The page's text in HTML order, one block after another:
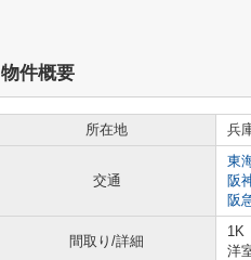
物件概要
所在地 兵
交通
東
阪
阪
間取り/詳細
1K
洋